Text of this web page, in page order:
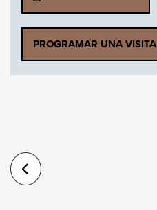
PROGRAMAR UNA VISITA